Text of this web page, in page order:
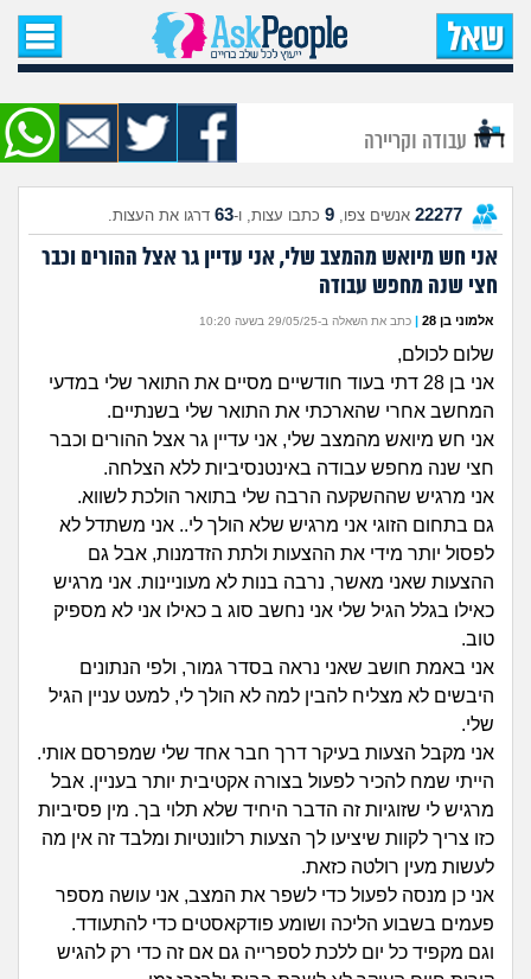
עמוד הבית
שאל שאלה
שאלות חדשות
שאלות שעוררו עניין
מתחם הטיפים
מדורים
זוגיות
היריון ולידה
הורות ומשפחה
מתבגרים
מהבקו"ם... ועד מתי?!
לימודים וסטודנטים
עבודה וקריירה
חברים ואנשים
חיפוש שאלות
הרשמה | התחברות
עבודה וקריירה
22277 אנשים צפו, 9 כתבו עצות, ו-63 דרגו את העצות.
אני חש מיואש מהמצב שלי, אני עדיין גר אצל ההורים וכבר
חצי שנה מחפש עבודה
אלמוני בן 28 | כתב את השאלה ב-29/05/25 בשעה 10:20
שלום לכולם,
אני בן 28 דתי בעוד חודשיים מסיים את התואר שלי במדעי
המחשב אחרי שהארכתי את התואר שלי בשנתיים.
אני חש מיואש מהמצב שלי, אני עדיין גר אצל ההורים וכבר
חצי שנה מחפש עבודה באינטנסיביות ללא הצלחה.
אני מרגיש שההשקעה הרבה שלי בתואר הולכת לשווא.
גם בתחום הזוגי אני מרגיש שלא הולך לי.. אני משתדל לא
לפסול יותר מידי את ההצעות ולתת הזדמנות, אבל גם
ההצעות שאני מאשר, נרבה בנות לא מעוניינות. אני מרגיש
כאילו בגלל הגיל שלי אני נחשב סוג ב כאילו אני לא מספיק
טוב.
אני באמת חושב שאני נראה בסדר גמור, ולפי הנתונים
היבשים לא מצליח להבין למה לא הולך לי, למעט עניין הגיל
שלי.
אני מקבל הצעות בעיקר דרך חבר אחד שלי שמפרסם אותי.
הייתי שמח להכיר לפעול בצורה אקטיבית יותר בעניין. אבל
מרגיש לי שזוגיות זה הדבר היחיד שלא תלוי בך. מין פסיביות
כזו צריך לקוות שיציעו לך הצעות רלוונטיות ומלבד זה אין מה
לעשות מעין רולטה כזאת.
אני כן מנסה לפעול כדי לשפר את המצב, אני עושה מספר
פעמים בשבוע הליכה ושומע פודקאסטים כדי להתעודד.
וגם מקפיד כל יום ללכת לספרייה גם אם זה כדי רק להגיש